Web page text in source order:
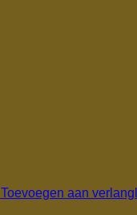
Toevoegen aan